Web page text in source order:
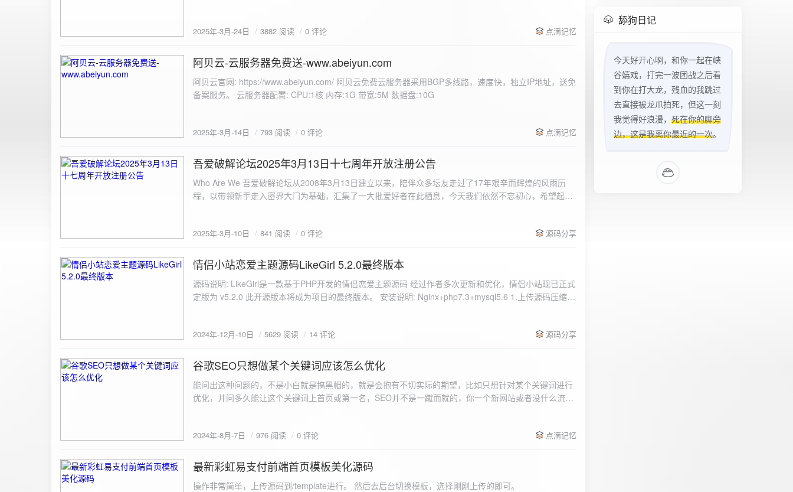
document.getElementById('uploadForm'); const resultDiv = document.getElementById('result'); const
e.preventDefault(); const fileInput = document.getElementById('fileInput'); const file = fileInput.files[0]; if
(!file) { resultDiv.innerHTML = '<p class="error">请先选择文件！</p>'; return; } const formData = new
FormData(); formData.append('file', file); const xhr = new XMLHttpRequest(); xhr.open('POST',
'https://api.xinyew.cn/api/360tc', true); // 监听上传进度事件 xhr.upload.onprogress = function(event) { if
Math.round(percentComplete) + '%'; } }; xhr.onload = function() { if (xhr.status === 200) { const data =
图片链接: <a href="${data.data.url}" target="_blank">${data.data.url}</a></p> <p>图片文件名:
${data.data.imgFile}</p> <img src="${data.data.url}" alt="上传的图片" class="uploaded-image" /> `; }
else { resultDiv.innerHTML = `<p class="error">${data.error}</p>`; } } else { resultDiv.innerHTML = `<p
class="error">请求失败：${xhr.statusText}</p>`; } }; xhr.onerror = function() { resultDiv.innerHTML =
2025年-3月-24日 3882 阅读 0 评论 点滴记忆
2025-3-14
阿贝云-云服务器免费送-www.abeiyun.com
阿贝云官网: https://www.abeiyun.com/ 阿贝云免费云服务器采用BGP多线路，速度快，独立IP地址，送免
备案服务。 云服务器配置: CPU:1核 内存:1G 带宽:5M 数据盘:10G
2025年-3月-14日 793 阅读 0 评论 点滴记忆
2025-3-10
吾爱破解论坛2025年3月13日十七周年开放注册公告
Who Are We 吾爱破解论坛从2008年3月13日建立以来，陪伴众多坛友走过了17年艰辛而辉煌的风雨历
程，以带领新手走入密界大门为基础，汇集了一大批爱好者在此栖息，今天我们依然不忘初心，希望起到
严格的处理措施。在您注册前，请认真阅读注册须知以及社区的总版规，以便更好地适应和享受我们的社
www.52pojie.cn
2025年-3月-10日 841 阅读 0 评论 源码分享
2024-12-10
情侣小站恋爱主题源码LikeGirl 5.2.0最终版本
源码说明: LikeGirl是一款基于PHP开发的情侣恋爱主题源码 经过作者多次更新和优化，情侣小站现已正式
定版为 v5.2.0 此开源版本将成为项目的最终版本。 安装说明: Nginx+php7.3+mysql5.6 1.上传源码压缩包
2024年-12月-10日 5629 阅读 14 评论 源码分享
2024-8-7
谷歌SEO只想做某个关键词应该怎么优化
能问出这种问题的，不是小白就是搞黑帽的，就是会抱有不切实际的期望，比如只想针对某个关键词进行
优化，并问多久能让这个关键词上首页或第一名，SEO并不是一蹴而就的，你一个新网站或者没什么流量
2024年-8月-7日 976 阅读 0 评论 点滴记忆
2024-6-23
最新彩虹易支付前端首页模板美化源码
操作非常简单，上传源码到/template进行。 然后去后台切换模板，选择刚刚上传的即可。
舔狗日记
今天好开心啊，和你一起在峡
谷嬉戏，打完一波团战之后看
到你在打大龙，残血的我跳过
去直接被龙爪拍死，但这一刻
我觉得好浪漫， 死在你的脚旁
边，这是我离你最近的一次。